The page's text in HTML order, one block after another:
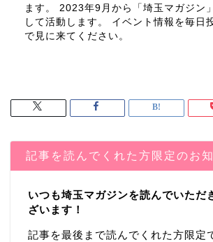
ます。 2023年9月から「埼玉マガジン
して活動します。 イベント情報を毎日
で見に来てください。
記事を読んでくれた方限定のお
いつも埼玉マガジンを読んでいただ
ざいます！
記事を最後まで読んでくれた方限定